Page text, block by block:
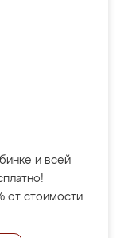
и всей
от стоимости